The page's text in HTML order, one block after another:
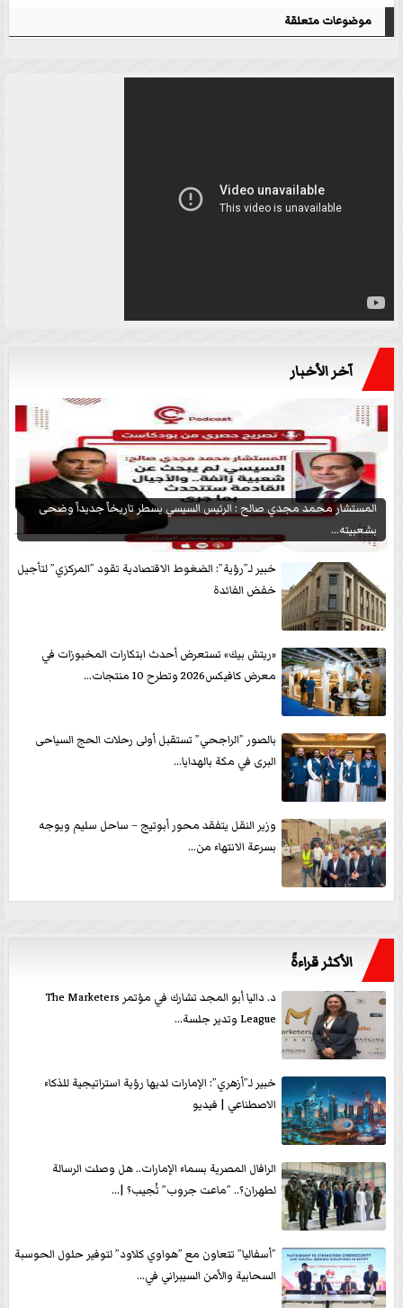
موضوعات متعلقة
آخر الأخبار
المستشار محمد مجدي صالح : الرئيس السيسي يسطر تاريخاً جديداً وضحى
بشعبيته...
خبير لـ”رؤية”: الضغوط الاقتصادية تقود ”المركزي” لتأجيل
خفض الفائدة
«ريتش بيك» تستعرض أحدث ابتكارات المخبوزات في
معرض كافيكس2026 وتطرح 10 منتجات...
بالصور ”الراجحي” تستقبل أولى رحلات الحج السياحى
البرى في مكة بالهدايا...
وزير النقل يتفقد محور أبوتيج – ساحل سليم ويوجه
بسرعة الانتهاء من...
الأكثر قراءةً
د. داليا أبو المجد تشارك في مؤتمر The Marketers
League وتدير جلسة...
خبير لـ”أزهري”: الإمارات لديها رؤية استراتيجية للذكاء
الاصطناعي | فيديو
الرافال المصرية بسماء الإمارات.. هل وصلت الرسالة
لطهران؟.. ”ماعت جروب” تُجيب؟ |...
”أسفاليا” تتعاون مع ”هواوي كلاود” لتوفير حلول الحوسبة
السحابية والأمن السيبراني في...